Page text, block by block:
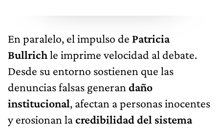
En paralelo, el impulso de Patricia
Bullrichle imprime velocidad al debate.
Desde su entorno sostienen que las
denuncias falsas generan daño
institucional, afectan a personas inocentes
y erosionan lacredibilidad del sistema